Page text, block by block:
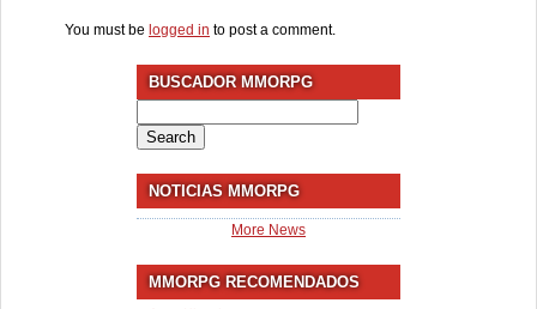
You must be logged in to post a comment.
BUSCADOR MMORPG
for:
NOTICIAS MMORPG
More News
MMORPG RECOMENDADOS